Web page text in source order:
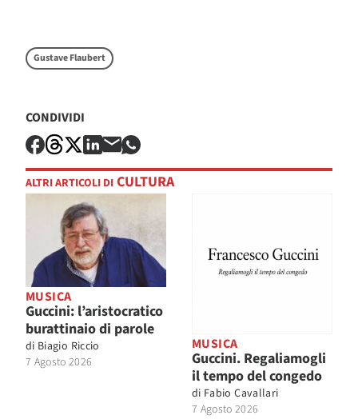
Gustave Flaubert
CONDIVIDI
ALTRI ARTICOLI DI CULTURA
MUSICA
Guccini: l’aristocratico
burattinaio di parole
di Biagio Riccio
7 Agosto 2026
MUSICA
Guccini. Regaliamogli
il tempo del congedo
di Fabio Cavallari
7 Agosto 2026